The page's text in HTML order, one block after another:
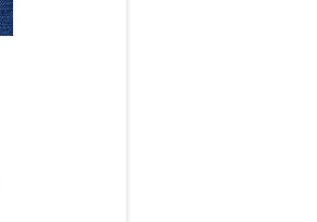
zu äußern - vom